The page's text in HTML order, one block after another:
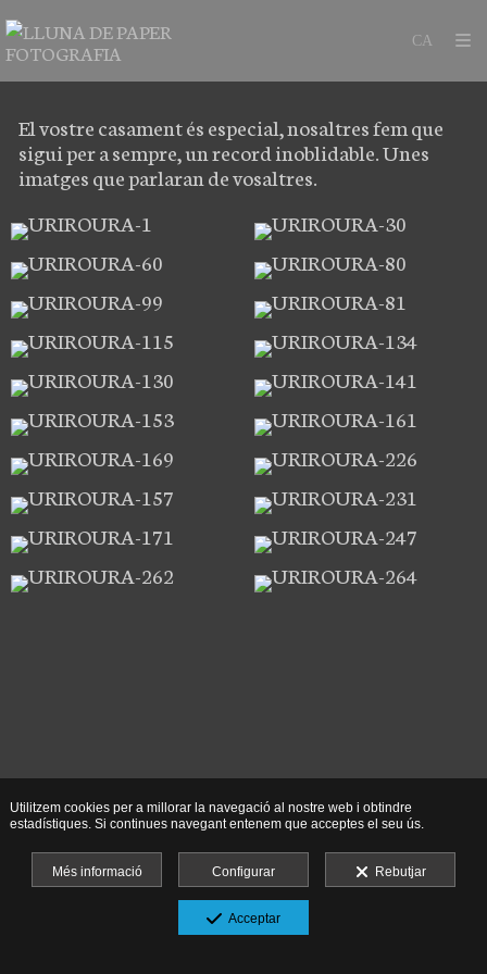
El vostre casament és especial, nosaltres fem que
sigui per a sempre, un record inoblidable. Unes
imatges que parlaran de vosaltres.
Utilitzem cookies per a millorar la navegació al nostre web i obtindre
estadístiques. Si continues navegant entenem que acceptes el seu ús.
Més informació Configurar Rebutjar
Acceptar